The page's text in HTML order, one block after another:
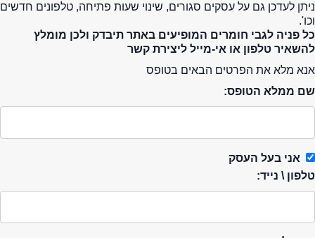
ניתן לעדכן גם על עסקים סגורים, שינוי שעות פתיחה, טלפונים חדשים
וכו'.
כל פניה לגבי חומרים המופיעים באתר תיבדק ולכן מומלץ
להשאיר טלפון או אי-מייל ליצירת קשר
אנא מלא את הפרטים הבאים בטופס
שם ממלא הטופס:
אני בעל העסק
טלפון \ נייד: